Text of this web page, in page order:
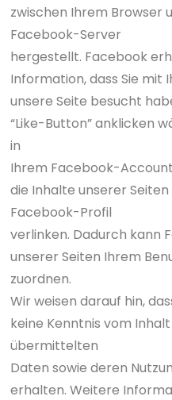
zwischen Ihrem Browser
Facebook-Server
hergestellt. Facebook
Information, dass Sie mit
unsere Seite besucht
“Like-Button” anklicken
in
Ihrem Facebook-
die Inhalte unserer
Facebook-Profil
verlinken. Dadurch kann
unserer Seiten Ihrem
zuordnen.
Wir weisen darauf hin,
keine Kenntnis vom
übermittelten
Daten sowie deren
erhalten. Weitere